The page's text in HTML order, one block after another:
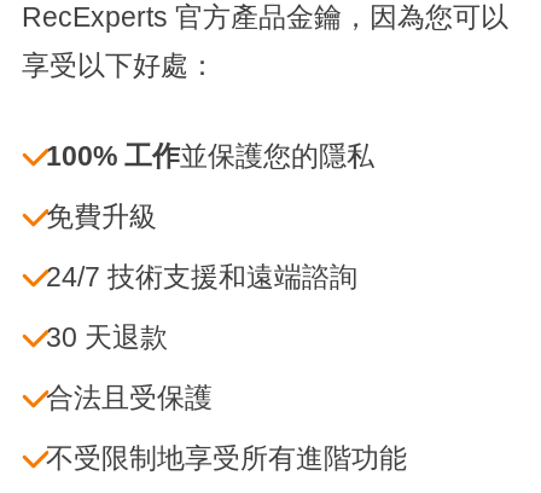
RecExperts 官方產品金鑰，因為您可以
享受以下好處：
100% 工作並保護您的隱私
免費升級
24/7 技術支援和遠端諮詢
30 天退款
合法且受保護
不受限制地享受所有進階功能